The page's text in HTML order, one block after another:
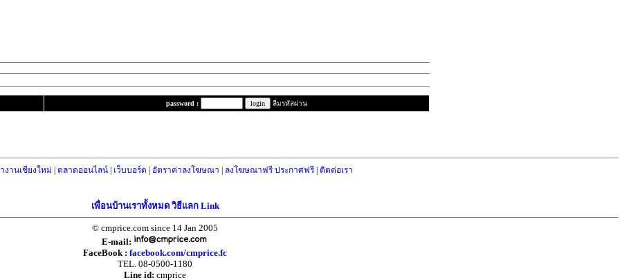
password : ลืมรหัสผ่าน
งานเชียงใหม่ | ตลาดออนไลน์| เว็บบอร์ด | อัตราค่าลงโฆษณา | ลงโฆษณาฟรี ประกาศฟรี| ติดต่อเรา
เพื่อนบ้านเราทั้งหมด วิธีแลก Link
© cmprice.com since 14 Jan 2005
E-mail:
FaceBook : facebook.com/cmprice.fc
TEL. 08-0500-1180
Line id: cmprice